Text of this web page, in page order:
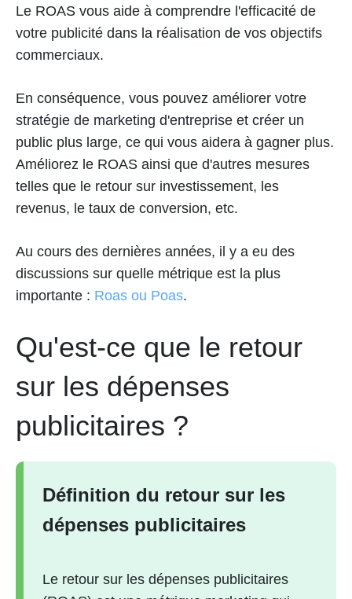
Le ROAS vous aide à comprendre l'efficacité de
votre publicité dans la réalisation de vos objectifs
commerciaux.
En conséquence, vous pouvez améliorer votre
stratégie de marketing d'entreprise et créer un
public plus large, ce qui vous aidera à gagner plus.
Améliorez le ROAS ainsi que d'autres mesures
telles que le retour sur investissement, les
revenus, le taux de conversion, etc.
Au cours des dernières années, il y a eu des
discussions sur quelle métrique est la plus
importante : Roas ou Poas.
Qu'est-ce que le retour
sur les dépenses
publicitaires ?
Définition du retour sur les
dépenses publicitaires
Le retour sur les dépenses publicitaires